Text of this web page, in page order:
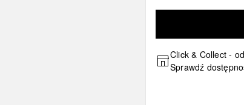
Click & Collect -
Sprawdź